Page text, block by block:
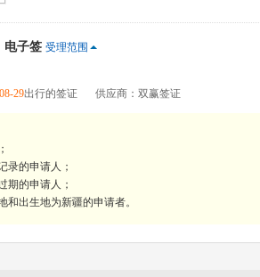
电子签 受理范围
08-29出行的签证 供应商：双赢签证
录的申请人；
期的申请人；
和出生地为新疆的申请者。